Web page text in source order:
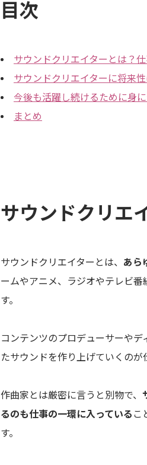
目次
サウンドクリエイターとは？
サウンドクリエイターに将来性
今後も活躍し続けるために身
まとめ
サウンドクリエ
サウンドクリエイターとは、 あら
ームやアニメ、ラジオやテレビ
す。
コンテンツのプロデューサーや
たサウンドを作り上げていくのが
作曲家とは厳密に言うと別物で、
るのも仕事の一環に入っている こ
す。